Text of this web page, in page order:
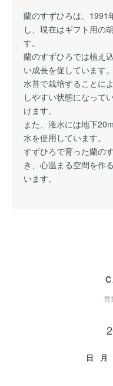
蘭のすずひろは、1991
し、現在はギフト用の
す。
蘭のすずひろでは植え
い成長を促しています。
水苔で栽培することに
しやすい状態になって
けます。
また、潅水には地下
水を使用しています。
すずひろで育った蘭の
き、心温まる空間を作
います。
営
日 月